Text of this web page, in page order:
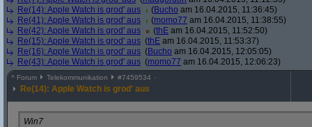
Re(14): Apple Watch is grod' aus
(Bucho am 16.04.2015, 11:36:45)
Re(41): Apple Watch is grod' aus
(momo77 am 16.04.2015, 11:38:55)
Re(42): Apple Watch is grod' aus
(thE am 16.04.2015, 11:52:50)
Re(15): Apple Watch is grod' aus (thE am 16.04.2015, 11:53:37)
Re(16): Apple Watch is grod' aus (Bucho am 16.04.2015, 12:05:05)
Re(43): Apple Watch is grod' aus (momo77 am 16.04.2015, 12:06:23)
^ Forum Telekommunikation #7459534
Re(14): Apple Watch is grod' aus
Win7